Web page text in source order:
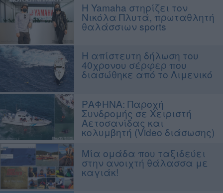
ΨΑΡΟΤΟΥΦΕΚΟ
ΣΚΑΦΟΣ
VIDEO
ΕΞΟΠΛΙΣΜΟΣ
Πολιτική Αποστολών / Επιστροφών
Τρόποι Πληρωμής
Η Yamaha στηρίζει τον
Νικόλα Πλυτά, πρωταθλητή
θαλάσσιων sports
Η απίστευτη δήλωση του
40χρονου σέρφερ που
διασώθηκε από το Λιμενικό
ΡΑΦΗΝΑ: Παροχή
Συνδρομής σε Χειριστή
Αετοσανίδας και
κολυμβητή (Video διάσωσης)
Μία ομάδα που ταξιδεύει
στην ανοιχτή θάλασσα με
καγιάκ!